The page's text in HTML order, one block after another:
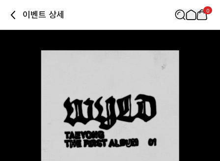
이벤트 상세 0